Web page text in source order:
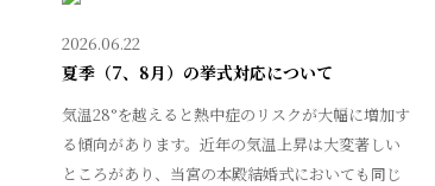
2026.06.22
夏季（7、8月）の挙式対応について
気温28°を越えると熱中症のリスクが大幅に増加す
る傾向があります。近年の気温上昇は大変著しい
ところがあり、当宮の本殿結婚式においても同じ